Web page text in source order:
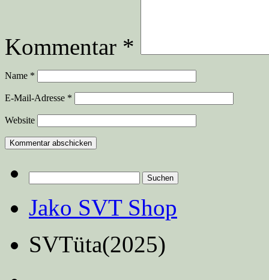
Kommentar *
Name *
E-Mail-Adresse *
Website
nach:
Jako SVT Shop
SVTüta(2025)